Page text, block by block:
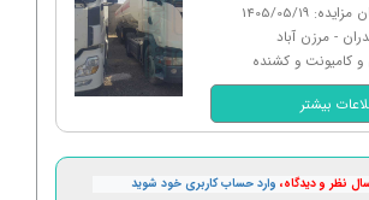
1405/05/19
- مرزن آباد
و کامیونت و کشنده
بیشتر
نظر و دیدگاه، وارد حساب کاربری خود شوید